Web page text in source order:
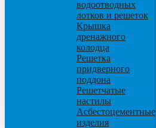
водоотводных
лотков и решеток
Крышка
дренажного
колодца
Решетка
придверного
поддона
Решетчатые
настилы
Асбестоцементные
изделия